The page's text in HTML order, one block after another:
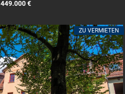
449.000 €
ZU VERMIETEN